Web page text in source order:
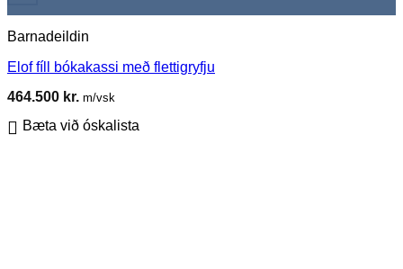
Barnadeildin
Elof fíll bókakassi með flettigryfju
464.500 kr. m/vsk
Bæta við óskalista